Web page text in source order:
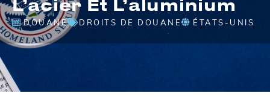
L’acier Et L’aluminium
DOUANE DROITS DE DOUANE ÉTATS-UNIS